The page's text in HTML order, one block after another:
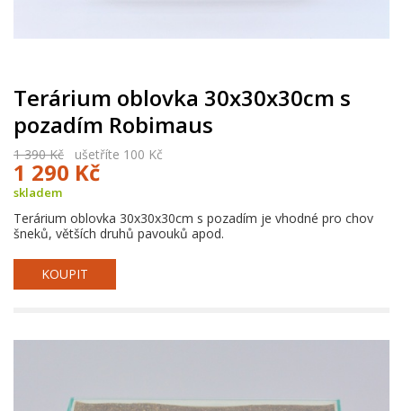
Terárium oblovka 30x30x30cm s
pozadím Robimaus
1 390 Kč ušetříte 100 Kč
1 290 Kč
skladem
Terárium oblovka 30x30x30cm s pozadím je vhodné pro chov
šneků, větších druhů pavouků apod.
KOUPIT